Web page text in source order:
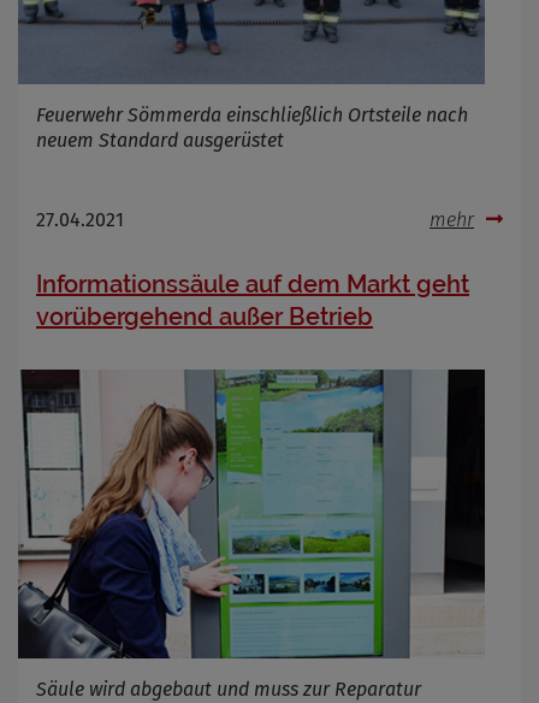
Feuerwehr Sömmerda einschließlich Ortsteile nach
neuem Standard ausgerüstet
27.04.2021 mehr
Informationssäule auf dem Markt geht
vorübergehend außer Betrieb
Säule wird abgebaut und muss zur Reparatur